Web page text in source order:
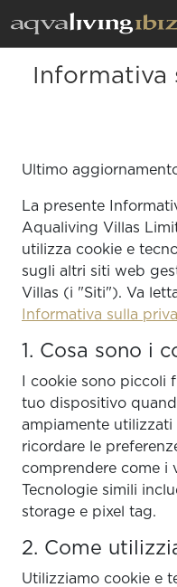
Informativa
Ultimo
La presente
Aqualiving Villas
utilizza cookie e
sugli altri siti web
Villas (i "Siti"). Va
Informativa sulla
1. Cosa sono i
I cookie sono piccoli
tuo dispositivo
ampiamente
ricordare le
comprendere come i
Tecnologie simili
storage e pixel tag.
2. Come
Utilizziamo cookie e
ISPIRAZIONI
EMOZIONI
SERVIZI